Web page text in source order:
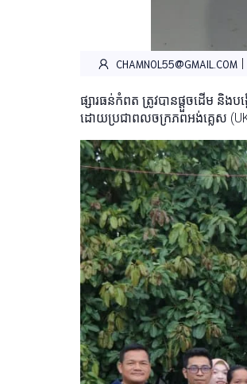
CHAMNOL55@GMAIL.COM
ផ្សារធន់កំពត ត្រូវបានផ្តួចដើម និ
ដោយប្រជាពលចក្រភពអង់គ្លេស (UK